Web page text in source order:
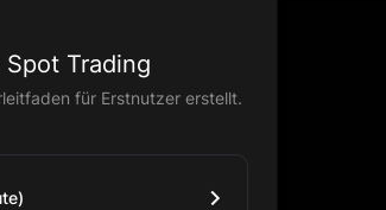
Trading
für Erstnutzer erstellt.